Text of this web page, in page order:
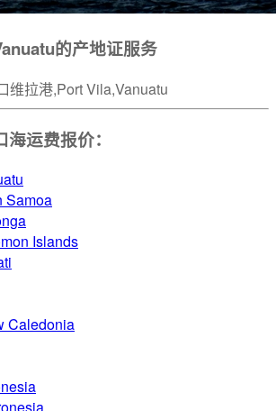
的产地证服务
维拉港,Port Vila,Vanuatu
海运费报价：
Samoa
Islands
Caledonia